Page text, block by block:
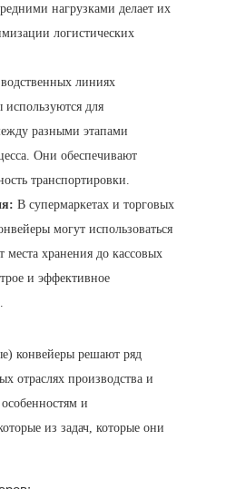
нагрузками делает их
логистических
линиях
используются для
разными этапами
Они обеспечивают
транспортировки.
В супермаркетах и торговых
могут использоваться
места хранения до кассовых
и эффективное
конвейеры решают ряд
отраслях производства и
и
из задач, которые они